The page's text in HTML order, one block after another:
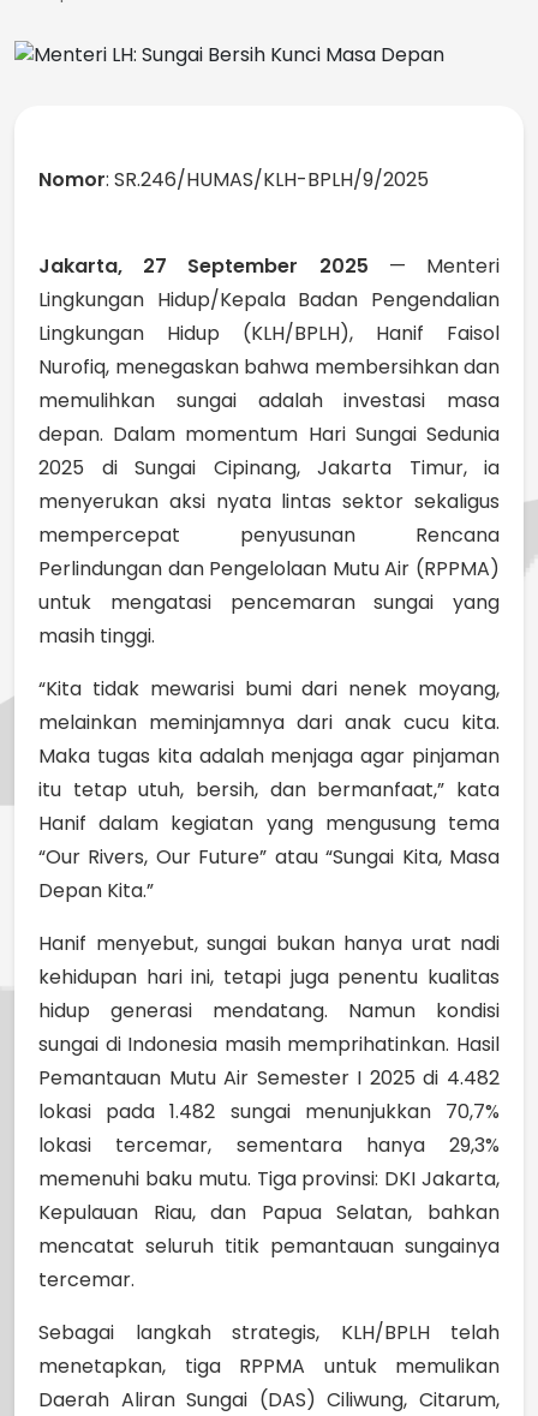
Nomor: SR.246/HUMAS/KLH-BPLH/9/2025
Jakarta, 27 September 2025 — Menteri
Lingkungan Hidup/Kepala Badan Pengendalian
Lingkungan Hidup (KLH/BPLH), Hanif Faisol
Nurofiq, menegaskan bahwa membersihkan dan
memulihkan sungai adalah investasi masa
depan. Dalam momentum Hari Sungai Sedunia
2025 di Sungai Cipinang, Jakarta Timur, ia
menyerukan aksi nyata lintas sektor sekaligus
mempercepat penyusunan Rencana
Perlindungan dan Pengelolaan Mutu Air (RPPMA)
untuk mengatasi pencemaran sungai yang
masih tinggi.
“Kita tidak mewarisi bumi dari nenek moyang,
melainkan meminjamnya dari anak cucu kita.
Maka tugas kita adalah menjaga agar pinjaman
itu tetap utuh, bersih, dan bermanfaat,” kata
Hanif dalam kegiatan yang mengusung tema
“Our Rivers, Our Future” atau “Sungai Kita, Masa
Depan Kita.”
Hanif menyebut, sungai bukan hanya urat nadi
kehidupan hari ini, tetapi juga penentu kualitas
hidup generasi mendatang. Namun kondisi
sungai di Indonesia masih memprihatinkan. Hasil
Pemantauan Mutu Air Semester I 2025 di 4.482
lokasi pada 1.482 sungai menunjukkan 70,7%
lokasi tercemar, sementara hanya 29,3%
memenuhi baku mutu. Tiga provinsi: DKI Jakarta,
Kepulauan Riau, dan Papua Selatan, bahkan
mencatat seluruh titik pemantauan sungainya
tercemar.
Sebagai langkah strategis, KLH/BPLH telah
menetapkan, tiga RPPMA untuk memulikan
Daerah Aliran Sungai (DAS) Ciliwung, Citarum,